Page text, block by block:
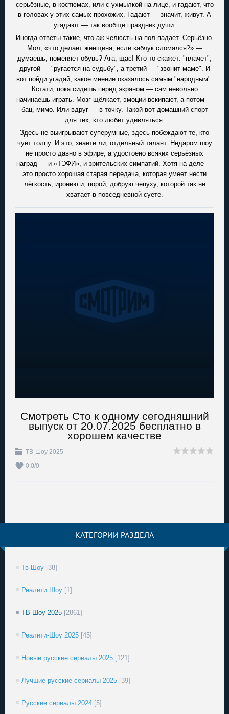
серьёзные, в костюмах, или с ухмылкой на лице, и гадают, что
в головах у этих самых прохожих. Гадают — значит, живут. А
угадают — так вообще праздник души.
Иногда ответы такие, что аж челюсть на пол падает. Серьёзно.
Мол, «что делает женщина, если каблук сломался?» —
думаешь, поменяет обувь? Ага, щас! Кто-то скажет: "плачет",
другой — "ругается на судьбу", а третий — "звонит маме". И
вот пойди угадай, какое мнение оказалось самым "народным".
Кстати, пока сидишь перед экраном — сам невольно
начинаешь играть. Мозг щёлкает, эмоции вскипают, а потом —
бац, мимо. Или вдруг — в точку. Такой вот домашний спорт
для тех, кто любит удивляться.
Здесь не выигрывают суперумные, здесь побеждают те, кто
чует толпу. И это, знаете ли, отдельный талант. Недаром шоу
не просто давно в эфире, а удостоено всяких серьёзных
наград — и «ТЭФИ», и зрительских симпатий. Хотя на деле —
это просто хорошая старая передача, которая умеет нести
лёгкость, иронию и, порой, добрую чепуху, которой так не
хватает в повседневной суете.
Смотреть Сто к одному сегодняшний
выпуск от 20.07.2025 бесплатно в
хорошем качестве
ТВ-Шоу 2025
0.0/0
КАТЕГОРИИ РАЗДЕЛА
Тв Шоу [38]
Реалити Шоу [1]
ТВ-Шоу 2025 [2861]
Реалити-Шоу 2025 [45]
Новые русские сериалы 2025 [121]
Лучшие русские сериалы 2025 [39]
Русские сериалы 2024 [5]